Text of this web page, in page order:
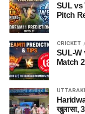
SUL vs
Pitch
CRICKET
SUL-W
Match
खुलासा, 3